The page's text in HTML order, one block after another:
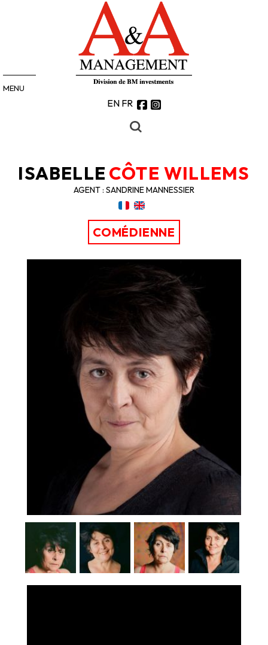
EN FR
MENU
ISABELLE CÔTE WILLEMS
AGENT : SANDRINE MANNESSIER
COMÉDIENNE